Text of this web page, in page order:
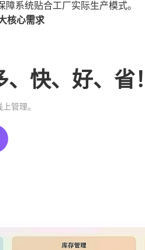
系统贴合工厂实际生产模式。
核心需求
快、好、省！
管理。